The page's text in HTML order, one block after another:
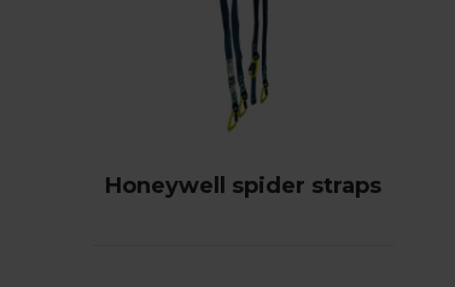
Honeywell spider straps